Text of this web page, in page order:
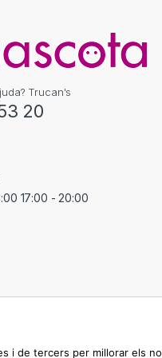
Trucan's
20
17:00 - 20:00
i de tercers per millorar els